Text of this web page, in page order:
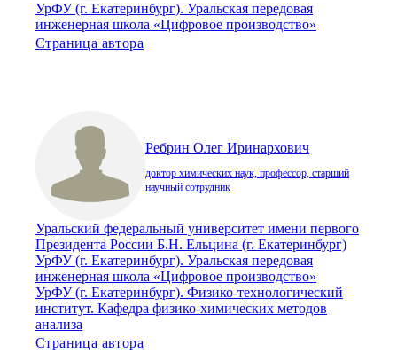
УрФУ (г. Екатеринбург). Уральская передовая
инженерная школа «Цифровое производство»
Страница автора
Ребрин Олег Иринархович
доктор химических наук, профессор, старший
научный сотрудник
Уральский федеральный университет имени первого
Президента России Б.Н. Ельцина (г. Екатеринбург)
УрФУ (г. Екатеринбург). Уральская передовая
инженерная школа «Цифровое производство»
УрФУ (г. Екатеринбург). Физико-технологический
институт. Кафедра физико-химических методов
анализа
Страница автора